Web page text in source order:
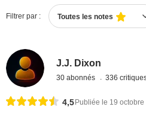
Filtrer par : Toutes les notes
J.J. Dixon
30 abonnés 336
4,5 Publiée le 19 octobre